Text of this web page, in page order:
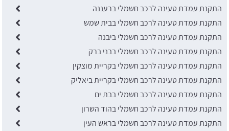
התקנת עמדת טעינה לרכב חשמלי ברעננה
התקנת עמדת טעינה לרכב חשמלי בבית שמש
התקנת עמדת טעינה לרכב חשמלי ביבנה
התקנת עמדת טעינה לרכב חשמלי בבני ברק
התקנת עמדת טעינה לרכב חשמלי בקריית מוצקין
התקנת עמדת טעינה לרכב חשמלי בקריית ביאליק
התקנת עמדת טעינה לרכב חשמלי בבת ים
התקנת עמדת טעינה לרכב חשמלי בהוד השרון
התקנת עמדת טעינה לרכב חשמלי בראש העין